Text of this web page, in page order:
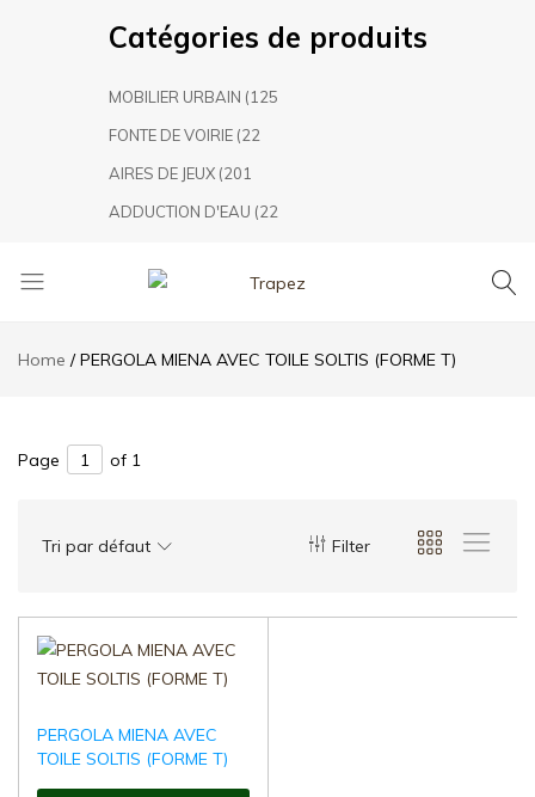
Catégories de produits
MOBILIER URBAIN (125
FONTE DE VOIRIE (22
AIRES DE JEUX (201
ADDUCTION D'EAU (22
Urbain,
d'Aménagement
,
Aires
jeux,
Fonte
Home PERGOLA MIENA AVEC TOILE SOLTIS (FORME T)
Page of 1
Filter
Tri par défaut
PERGOLA MIENA AVEC
TOILE SOLTIS (FORME T)